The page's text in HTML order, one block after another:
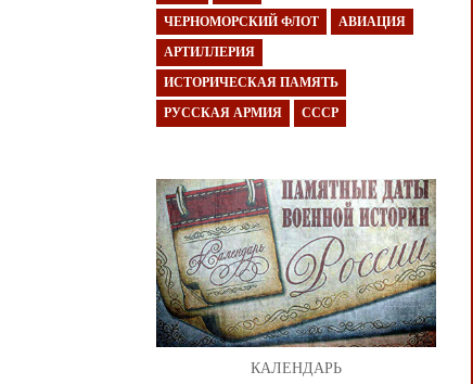
ЧЕРНОМОРСКИЙ ФЛОТ АВИАЦИЯ
АРТИЛЛЕРИЯ
ИСТОРИЧЕСКАЯ ПАМЯТЬ
РУССКАЯ АРМИЯ СССР
КАЛЕНДАРЬ